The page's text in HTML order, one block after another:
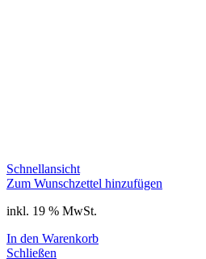
Schnellansicht
Zum Wunschzettel hinzufügen
inkl. 19 % MwSt.
In den Warenkorb
Schließen